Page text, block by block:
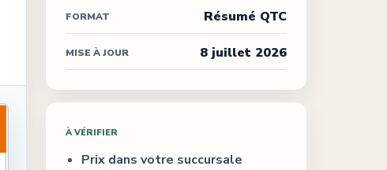
FORMAT Résumé QTC
MISE À JOUR 8 juillet 2026
À VÉRIFIER
Prix dans votre succursale